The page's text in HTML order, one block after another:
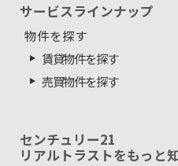
サービスラインナップ
物件を探す
賃貸物件を探す
売買物件を探す
センチュリー21
リアルトラストをもっと